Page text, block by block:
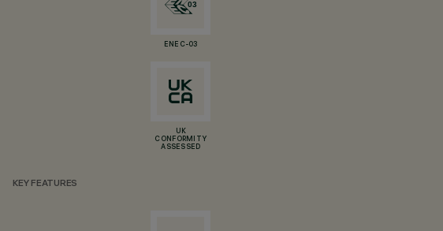
ENEC-03
UK
CONFORMITY
ASSESSED
KEY FEATURES